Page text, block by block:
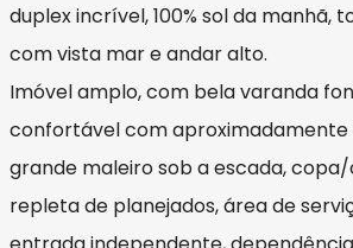
duplex incrível, 100% sol da manhã,
com vista mar e andar alto.
Imóvel amplo, com bela varanda
confortável com aproximadamente
grande maleiro sob a escada,
repleta de planejados, área de